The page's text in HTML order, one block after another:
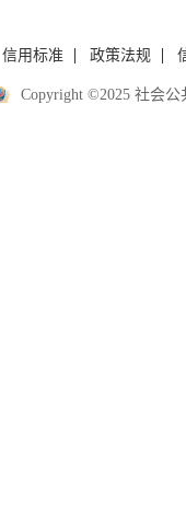
信用标准 政策法规
Copyright ©2025 社会